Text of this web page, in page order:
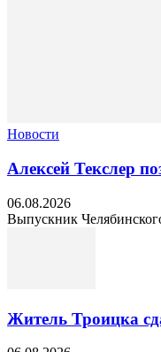
Новости
Алексей Текслер
06.08.2026
Выпускник
Житель Троицка